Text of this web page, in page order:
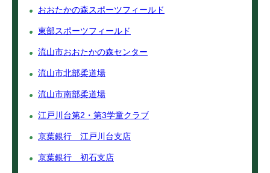
おおたかの森スポーツフィールド
東部スポーツフィールド
流山市おおたかの森センター
流山市北部柔道場
流山市南部柔道場
江戸川台第2・第3学童クラブ
京葉銀行 江戸川台支店
京葉銀行 初石支店